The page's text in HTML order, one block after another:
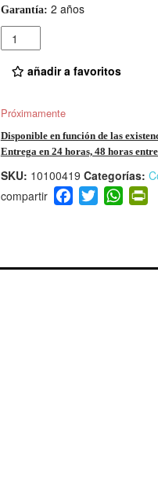
Garantía: 2 años
Cantidad
añadir a favoritos
Próximamente
Disponible en función de las
Entrega en 24 horas, 48 horas
SKU: 10100419 Categorías:
F
a
b
T
wi
W
h
A
Pr
in
e